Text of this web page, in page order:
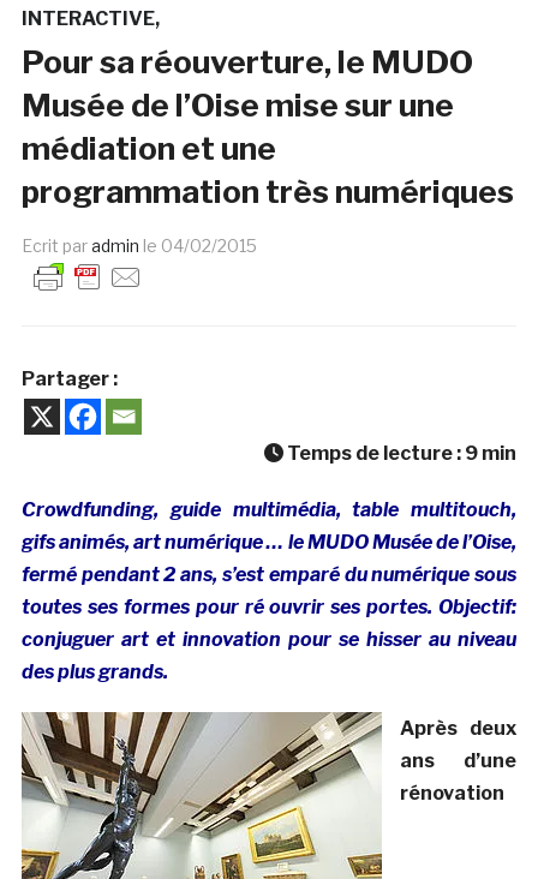
INTERACTIVE
Pour sa réouverture, le MUDO
Musée de l’Oise mise sur une
médiation et une
programmation très numériques
Ecrit paradmin le 04/02/2015
Partager :
Temps de lecture : 9 min
Crowdfunding, guide multimédia, table multitouch,
gifs animés, art numérique … le MUDO Musée de l’Oise,
fermé pendant 2 ans, s’est emparé du numérique sous
toutes ses formes pour ré ouvrir ses portes. Objectif:
conjuguer art et innovation pour se hisser au niveau
des plus grands.
Après deux
ans d’une
rénovation